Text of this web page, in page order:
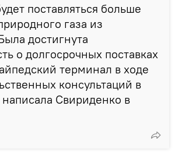
поставляться больше
газа из
достигнута
о долгосрочных поставках
терминал в ходе
консультаций в
Свириденко в